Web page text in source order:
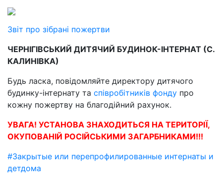
Звіт про зібрані пожертви
ЧЕРНІГІВСЬКИЙ ДИТЯЧИЙ БУДИНОК-ІНТЕРНАТ (С.
КАЛИНІВКА)
Будь ласка, повідомляйте директору дитячого
будинку-інтернату та співробітників фонду про
кожну пожертву на благодійний рахунок.
УВАГА! УСТАНОВА ЗНАХОДИТЬСЯ НА ТЕРИТОРІЇ,
ОКУПОВАНІЙ РОСІЙСЬКИМИ ЗАГАРБНИКАМИ!!!
#Закрытые или перепрофилированные интернаты и
детдома